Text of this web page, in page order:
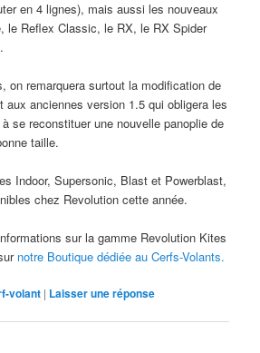
en 4 lignes), mais aussi les nouveaux
le Reflex Classic, le RX, le RX Spider
on remarquera surtout la modification de
aux anciennes version 1.5 qui obligera les
se reconstituer une nouvelle panoplie de
taille.
Indoor, Supersonic, Blast et Powerblast,
chez Revolution cette année.
sur la gamme Revolution Kites
notre Boutique dédiée au Cerfs-Volants.
volant | Laisser une réponse